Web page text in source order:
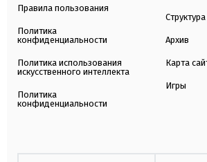
Правила пользования
Политика
конфиденциальности
Политика использования
искусственного интеллекта
Политика
конфиденциальности
Архив
Карта
Игры